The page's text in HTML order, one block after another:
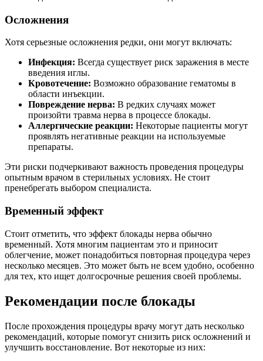
Осложнения
Хотя серьезные осложнения редки, они могут включать:
Инфекция: Всегда существует риск заражения в месте
введения иглы.
Кровотечение: Возможно образование гематомы в
области инъекции.
Повреждение нерва: В редких случаях может
произойти травма нерва в процессе блокады.
Аллергические реакции: Некоторые пациенты могут
проявлять негативные реакции на используемые
препараты.
Эти риски подчеркивают важность проведения процедуры
опытным врачом в стерильных условиях. Не стоит
пренебрегать выбором специалиста.
Временный эффект
Стоит отметить, что эффект блокады нерва обычно
временный. Хотя многим пациентам это и приносит
облегчение, может понадобиться повторная процедура через
несколько месяцев. Это может быть не всем удобно, особенно
для тех, кто ищет долгосрочные решения своей проблемы.
Рекомендации после блокады
После прохождения процедуры врачу могут дать несколько
рекомендаций, которые помогут снизить риск осложнений и
улучшить восстановление. Вот некоторые из них: